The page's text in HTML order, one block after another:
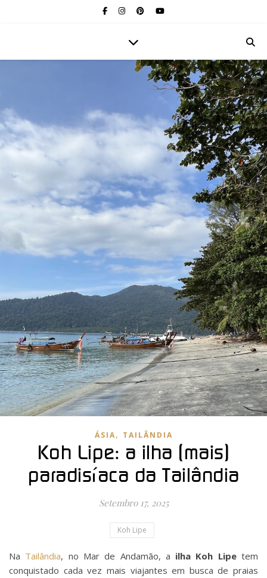
ÁSIA, TAILÂNDIA
Koh Lipe: a ilha (mais)
paradisíaca da Tailândia
Setembro 17, 2025
Koh Lipe
Na Tailândia, no Mar de Andamão, a ilha Koh Lipetem
conquistado cada vez mais viajantes em busca de praias